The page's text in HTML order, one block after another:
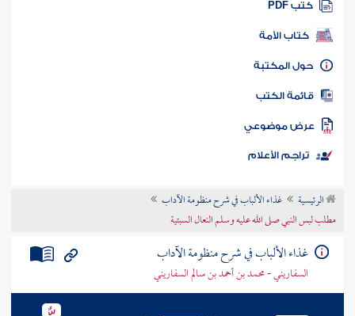
كتب PDF
كتاب الأمة
المكتبة
الكتب
موضوعي
تراجم الأعلام
الرئيسية
غذاء الألباب في شرح منظومة الآداب
مطلب لبس النبي صلى الله عليه وسلم النعال السبتية
غذاء الألباب في شرح منظومة الآداب
السفاريني - محمد بن أحمد بن سالم السفاريني